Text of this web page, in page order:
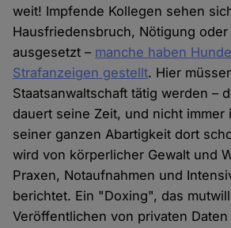
weit! Impfende Kollegen sehen
Hausfriedensbruch, Nötigung oder
ausgesetzt – manche haben
Strafanzeigen gestellt. Hier
Staatsanwaltschaft tätig werden –
dauert seine Zeit, und nicht immer
seiner ganzen Abartigkeit dort
wird von körperlicher Gewalt und
Praxen, Notaufnahmen und
berichtet. Ein "Doxing", das
Veröffentlichen von privaten